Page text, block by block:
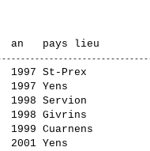
1997 St-Prex
1997 Yens
1998 Servion
1998 Givrins
1999 Cuarnens